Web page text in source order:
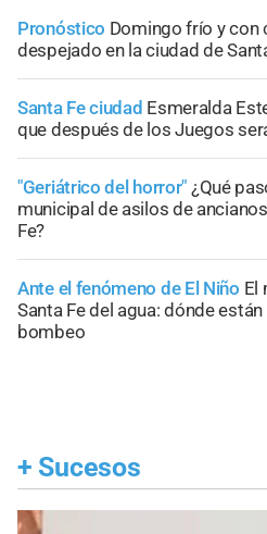
Pronóstico Domingo frío y con
despejado en la ciudad de
Santa Fe ciudad Esmeralda
que después de los Juegos
"Geriátrico del horror" ¿Qué
municipal de asilos de
Fe?
Ante el fenómeno de El Niño El
Santa Fe del agua: dónde
bombeo
+ Sucesos